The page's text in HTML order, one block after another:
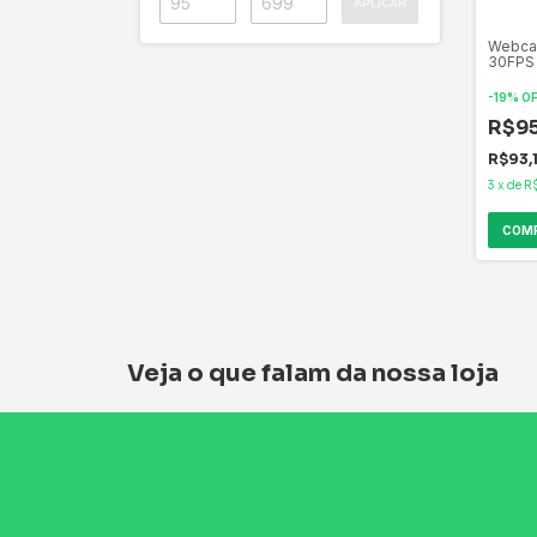
Marca
-19%
3 x de
Veja o que falam da nossa loja